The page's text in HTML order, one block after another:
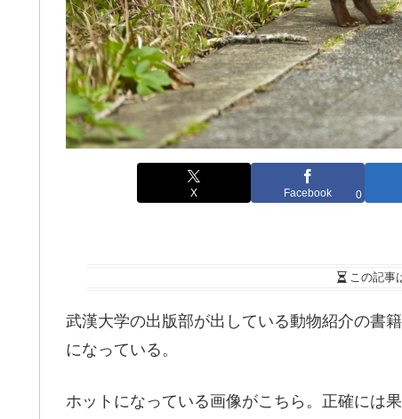
X Facebook 0
この記事
武漢大学の出版部が出している動物紹介の書
になっている。
ホットになっている画像がこちら。正確には